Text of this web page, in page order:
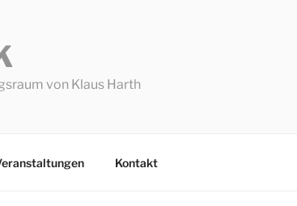
von Klaus Harth
Kontakt